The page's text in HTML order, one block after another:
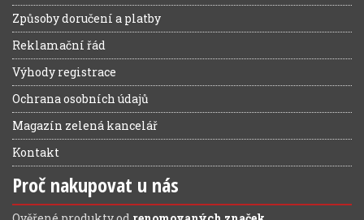
Způsoby doručení a platby
Reklamační řád
Výhody registrace
Ochrana osobních údajů
Magazín zelená kancelář
Kontakt
Proč nakupovat u nás